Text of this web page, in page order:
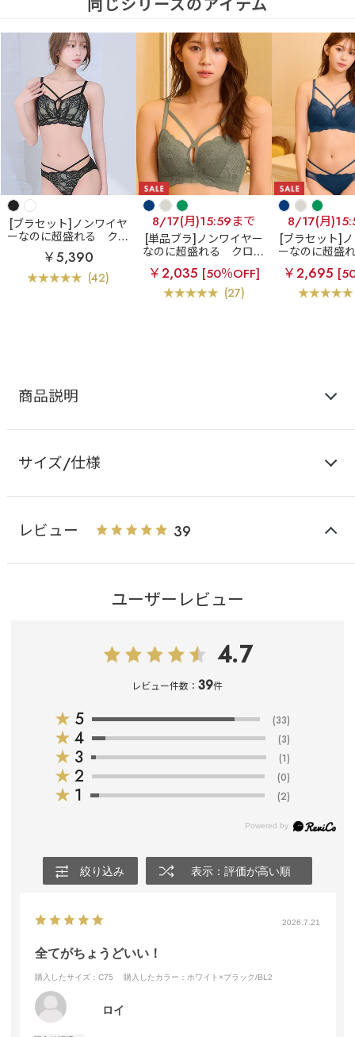
同じシリーズのアイテム
[ブラセット]ノンワイヤ
ーなのに超盛れる
クロ
スコードレース ノンワイ
ヤー 超盛ブラ(R) ブラジ
ャー&ショーツ
￥5,390
(42)
8/17(月)15:59まで
[単品ブラ]ノンワイヤー
なのに超盛れる
クロス
コードレース ノンワイヤ
ー 超盛ブラ(R) 単品ブラ
ジャー
￥2,035 [50％OFF]
(27)
8/17(月
[ブラセット]
ーなのに超盛
スコードレー
ヤー 超盛ブラ
ャー&シ
￥2,695
商品説明
サイズ/仕様
レビュー 39
ユーザーレビュー
4.7
レビュー件数：39件
★ 5 (33)
★ 4 (3)
★ 3 (1)
★ 2 (0)
★ 1 (2)
絞り込み 表示：評価が高い順
2026.7.21
全てがちょうどいい！
購入したサイズ：C75 購入したカラー：ホワイト×ブラック/BL2
ロイ